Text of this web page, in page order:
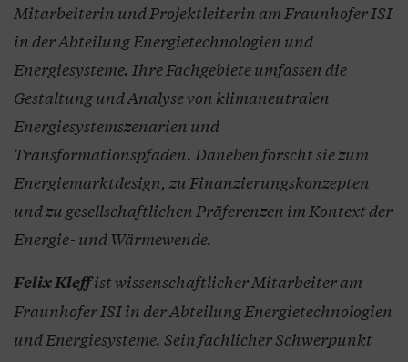
Mitarbeiterin und Projektleiterin am Fraunhofer ISI
in der Abteilung Energietechnologien und
Energiesysteme. Ihre Fachgebiete umfassen die
Gestaltung und Analyse von klimaneutralen
Energiesystemszenarien und
Transformationspfaden. Daneben forscht sie zum
Energiemarktdesign, zu Finanzierungskonzepten
und zu gesellschaftlichen Präferenzen im Kontext der
Energie- und Wärmewende.
Felix Kleffist wissenschaftlicher Mitarbeiter am
Fraunhofer ISI in der Abteilung Energietechnologien
und Energiesysteme. Sein fachlicher Schwerpunkt